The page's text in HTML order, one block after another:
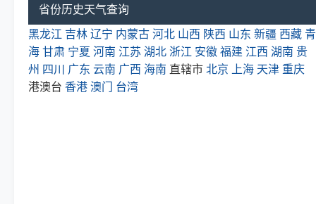
省份历史天气查询
黑龙江 吉林辽宁 内蒙古河北 山西 陕西 山东 新疆 西藏 青
海甘肃 宁夏 河南 江苏 湖北 浙江 安徽福建 江西 湖南 贵
州 四川 广东 云南 广西 海南 直辖市北京 上海 天津 重庆
港澳台 香港澳门 台湾